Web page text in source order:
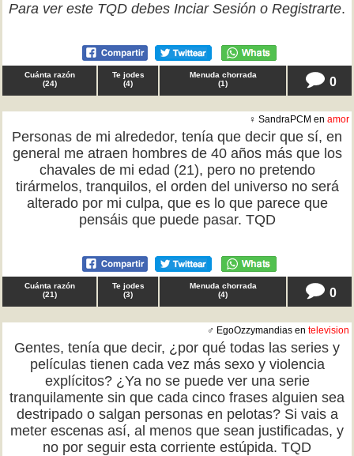
Para ver este TQD debes Inciar Sesión o Registrarte.
Cuánta razón
(24)
Te jodes
(4)
Menuda chorrada
(1) 0
♀ SandraPCM en amor
Personas de mi alrededor, tenía que decir que sí, en
general me atraen hombres de 40 años más que los
chavales de mi edad (21), pero no pretendo
tirármelos, tranquilos, el orden del universo no será
alterado por mi culpa, que es lo que parece que
pensáis que puede pasar. TQD
Cuánta razón
(21)
Te jodes
(3)
Menuda chorrada
(4) 0
♂ EgoOzzymandias en television
Gentes, tenía que decir, ¿por qué todas las series y
películas tienen cada vez más sexo y violencia
explícitos? ¿Ya no se puede ver una serie
tranquilamente sin que cada cinco frases alguien sea
destripado o salgan personas en pelotas? Si vais a
meter escenas así, al menos que sean justificadas, y
no por seguir esta corriente estúpida. TQD